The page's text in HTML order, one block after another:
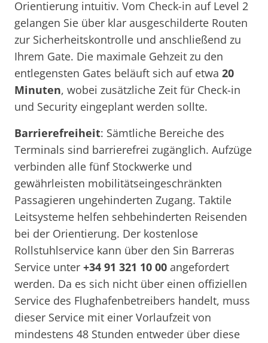
Orientierung intuitiv. Vom Check-in auf Level 2
gelangen Sie über klar ausgeschilderte Routen
zur Sicherheitskontrolle und anschließend zu
Ihrem Gate. Die maximale Gehzeit zu den
entlegensten Gates beläuft sich auf etwa 20
Minuten, wobei zusätzliche Zeit für Check-in
und Security eingeplant werden sollte.
Barrierefreiheit: Sämtliche Bereiche des
Terminals sind barrierefrei zugänglich. Aufzüge
verbinden alle fünf Stockwerke und
gewährleisten mobilitätseingeschränkten
Passagieren ungehinderten Zugang. Taktile
Leitsysteme helfen sehbehinderten Reisenden
bei der Orientierung. Der kostenlose
Rollstuhlservice kann über den Sin Barreras
Service unter +34 91 321 10 00 angefordert
werden. Da es sich nicht über einen offiziellen
Service des Flughafenbetreibers handelt, muss
dieser Service mit einer Vorlaufzeit von
mindestens 48 Stunden entweder über diese